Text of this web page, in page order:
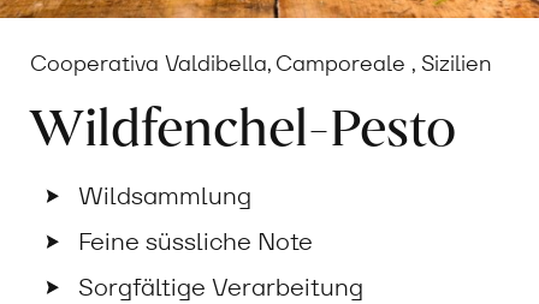
Cooperativa Valdibella, Camporeale , Sizilien
Wildfenchel-Pesto
Wildsammlung
Feine süssliche Note
Sorgfältige Verarbeitung